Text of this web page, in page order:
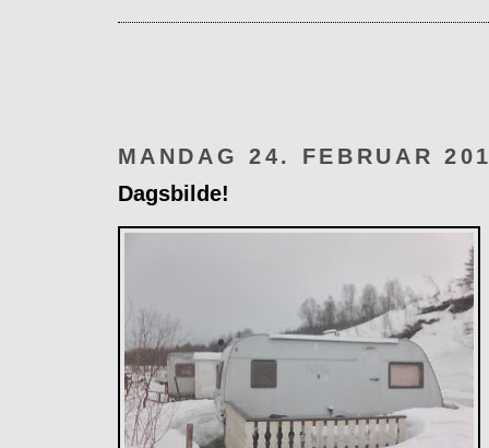
MANDAG 24. FEBRUAR
Dagsbilde!